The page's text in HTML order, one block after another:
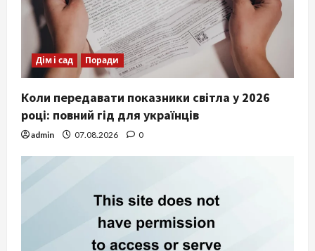
Дім і сад Поради
Коли передавати показники світла у 2026
році: повний гід для українців
admin 07.08.2026 0